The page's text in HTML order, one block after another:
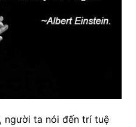
người ta nói đến trí tuệ